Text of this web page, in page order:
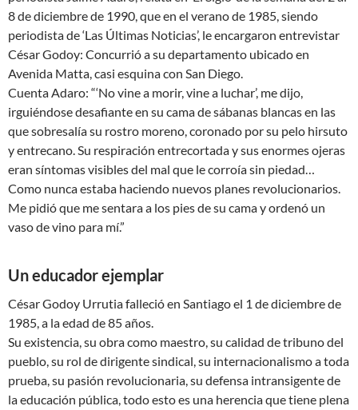
8 de diciembre de 1990, que en el verano de 1985, siendo
periodista de ‘Las Últimas Noticias’, le encargaron entrevistar
César Godoy: Concurrió a su departamento ubicado en
Avenida Matta, casi esquina con San Diego.
Cuenta Adaro: “‘No vine a morir, vine a luchar’, me dijo,
irguiéndose desafiante en su cama de sábanas blancas en las
que sobresalía su rostro moreno, coronado por su pelo hirsuto
y entrecano. Su respiración entrecortada y sus enormes ojeras
eran síntomas visibles del mal que le corroía sin piedad…
Como nunca estaba haciendo nuevos planes revolucionarios.
Me pidió que me sentara a los pies de su cama y ordenó un
vaso de vino para mí.”
Un educador ejemplar
César Godoy Urrutia falleció en Santiago el 1 de diciembre de
1985, a la edad de 85 años.
Su existencia, su obra como maestro, su calidad de tribuno del
pueblo, su rol de dirigente sindical, su internacionalismo a toda
prueba, su pasión revolucionaria, su defensa intransigente de
la educación pública, todo esto es una herencia que tiene plena